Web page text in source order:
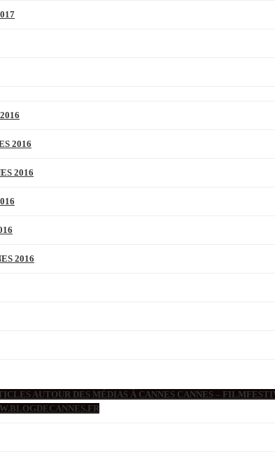
2016
2016
2016
AUTOUR DES MÉDIAS À CANNES CANNES –